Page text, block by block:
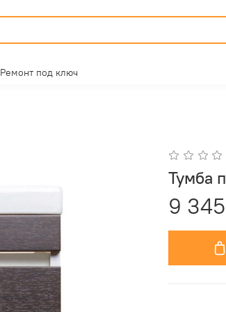
Ремонт под ключ
Тумба
9